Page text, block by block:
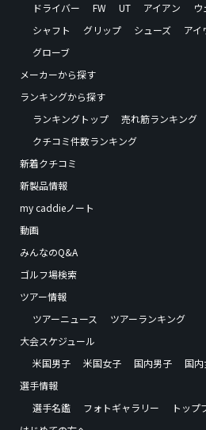
ドライバー
FW UT アイアン ウ
シャフト
グリップ シューズ アイ
グローブ
メーカーから探す
ランキングから探す
ランキングトップ
売れ筋ランキング
クチコミ件数ランキング
新着クチコミ
新製品情報
my caddieノート
動画
みんなのQ&A
ゴルフ場検索
ツアー情報
ツアーニュース
ツアーランキング
大会スケジュール
米国男子
米国女子 国内男子
国内
選手情報
選手名鑑
フォトギャラリー
トップ